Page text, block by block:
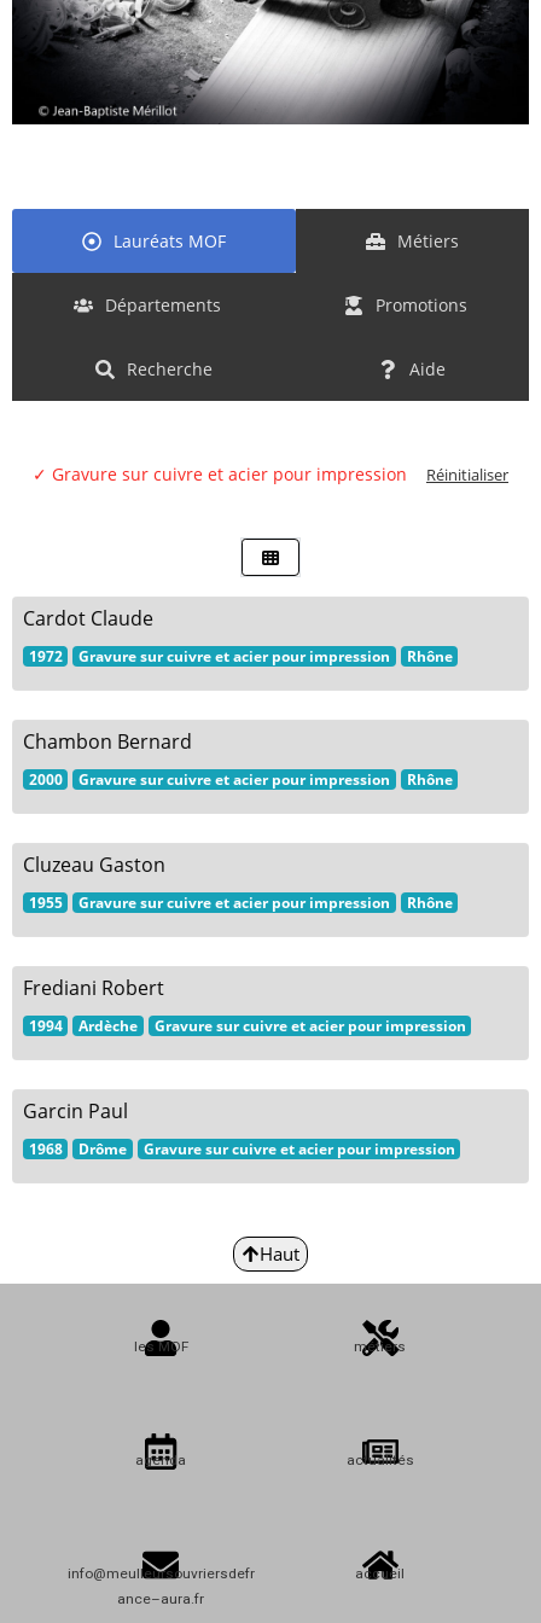
Lauréats MOF Métiers
Départements Promotions
Recherche Aide
✓ Gravure sur cuivre et acier pour impression Réinitialiser
Cardot Claude
1972 Gravure sur cuivre et acier pour impression Rhône
Chambon Bernard
2000 Gravure sur cuivre et acier pour impression Rhône
Cluzeau Gaston
1955 Gravure sur cuivre et acier pour impression Rhône
Frediani Robert
1994 Ardèche Gravure sur cuivre et acier pour impression
Garcin Paul
1968 Drôme Gravure sur cuivre et acier pour impression
Haut
les MOF métiers
agenda actualités
info@meulleursouvriersdefr
ance–aura.fr
accueil